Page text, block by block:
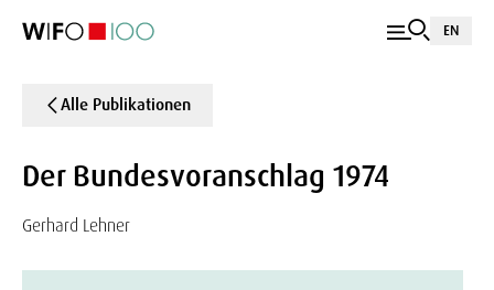
EN
Alle Publikationen
Der Bundesvoranschlag 1974
Gerhard Lehner